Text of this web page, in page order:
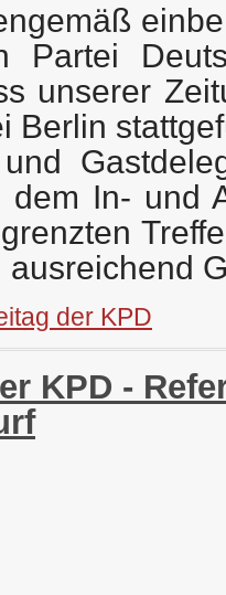
Partei
unserer
Berlin
dem In- und
der KPD
KPD -